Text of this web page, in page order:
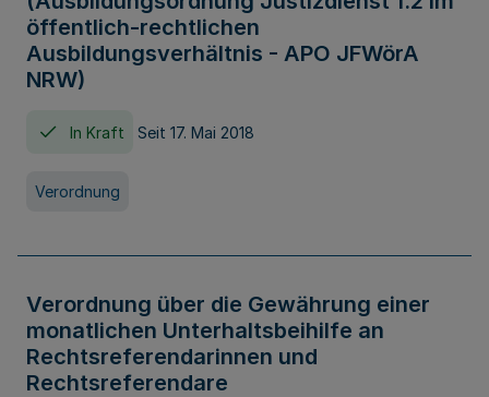
öffentlich-rechtlichen
Ausbildungsverhältnis - APO JFWörA
NRW)
In Kraft Seit 17. Mai 2018
Verordnung
Verordnung über die Gewährung einer
monatlichen Unterhaltsbeihilfe an
Rechtsreferendarinnen und
Rechtsreferendare